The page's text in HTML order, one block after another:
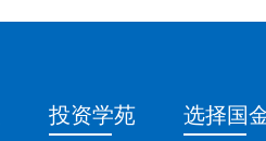
投资学苑 选择国